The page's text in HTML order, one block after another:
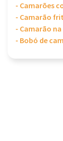
- Camarões
- Camarão
- Camarão
- Bobó de